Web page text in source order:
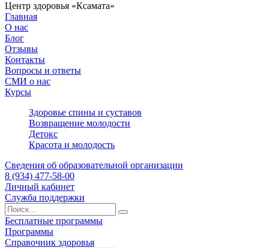
Центр здоровья «Ксамата»
Главная
О нас
Блог
Отзывы
Контакты
Вопросы и ответы
СМИ о нас
Курсы
Здоровье спины и суставов
Возвращение молодости
Детокс
Красота и молодость
Сведения об образовательной организации
8 (934) 477-58-00
Личный кабинет
Служба поддержки
Бесплатные программы
Программы
Справочник здоровья